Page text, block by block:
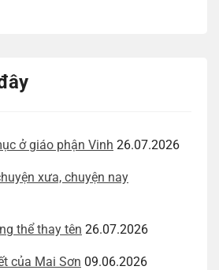
ở giáo phận Vinh 26.07.2026
xưa, chuyện nay
thể thay tên 26.07.2026
của Mai Sơn 09.06.2026